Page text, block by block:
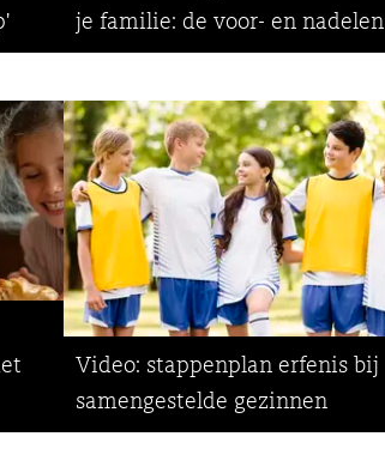
je familie: de voor- en nadelen
Video: stappenplan erfenis bij
samengestelde gezinnen